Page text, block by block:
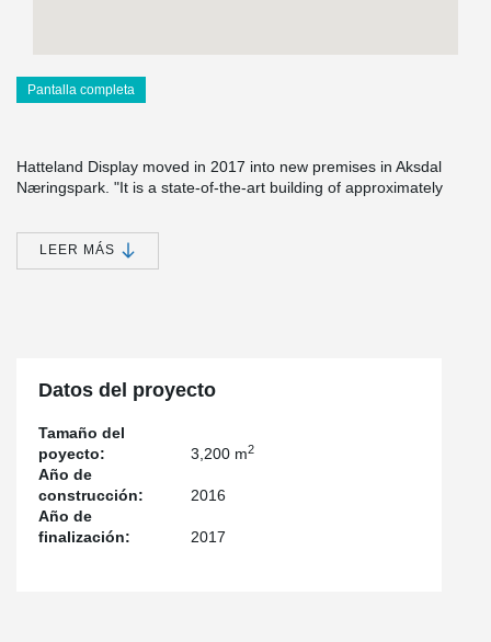
Pantalla completa
Hatteland Display moved in 2017 into new premises in Aksdal
Næringspark. "It is a state-of-the-art building of approximately
administration, sales, packaging, warehouse and all other
features," Trond said. K. Johannessen, CEO of Hatteland Display.
LEER MÁS
Datos del proyecto
Tamaño del
poyecto:
3,200 m2
Año de
construcción:
2016
Año de
finalización:
2017